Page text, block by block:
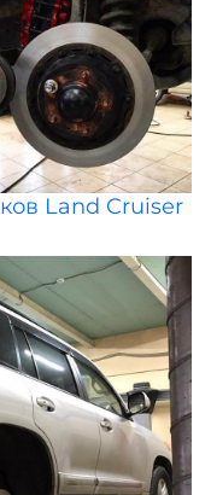
Land Cruiser